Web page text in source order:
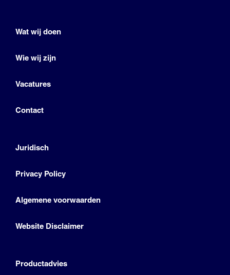
Wat wij doen
Wie wij zijn
Vacatures
Contact
Juridisch
Privacy Policy
Algemene voorwaarden
Website Disclaimer
Productadvies